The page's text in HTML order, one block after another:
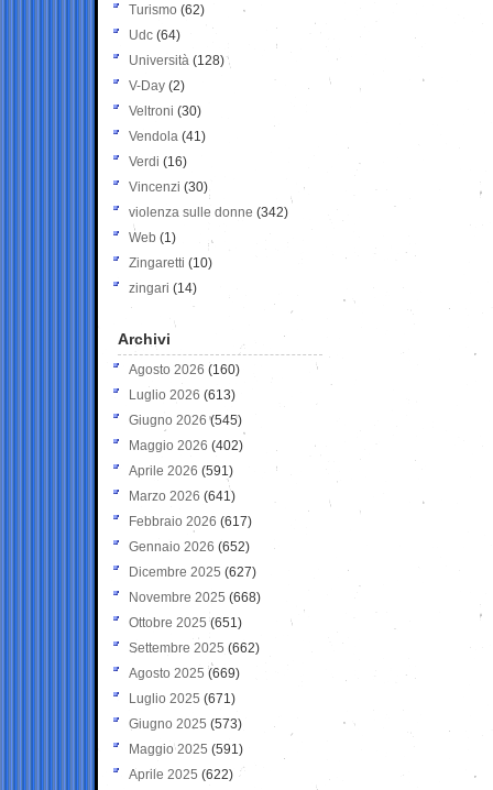
Turismo (62)
Udc (64)
Università (128)
V-Day (2)
Veltroni (30)
Vendola (41)
Verdi (16)
Vincenzi (30)
violenza sulle donne (342)
Web (1)
Zingaretti (10)
zingari (14)
Archivi
Agosto 2026 (160)
Luglio 2026 (613)
Giugno 2026 (545)
Maggio 2026 (402)
Aprile 2026 (591)
Marzo 2026 (641)
Febbraio 2026 (617)
Gennaio 2026 (652)
Dicembre 2025 (627)
Novembre 2025 (668)
Ottobre 2025 (651)
Settembre 2025 (662)
Agosto 2025 (669)
Luglio 2025 (671)
Giugno 2025 (573)
Maggio 2025 (591)
Aprile 2025 (622)